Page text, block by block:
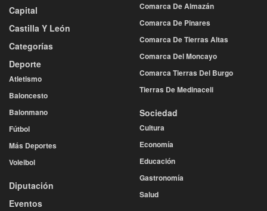
Capital
Castilla Y León
Categorías
Deporte
Atletismo
Baloncesto
Balonmano
Fútbol
Más Deportes
Voleibol
Diputación
Eventos
Comarca De Almazán
Comarca De Pinares
Comarca De Tierras Altas
Comarca Del Moncayo
Comarca Tierras Del Burgo
Tierras De Medinaceli
Sociedad
Cultura
Economía
Educación
Gastronomía
Salud